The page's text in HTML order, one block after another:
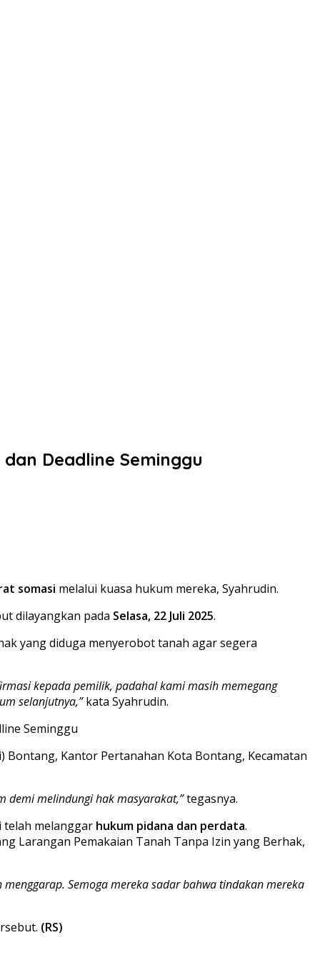
Deadline Seminggu
somasi melalui kuasa hukum mereka, Syahrudin.
dilayangkan pada Selasa, 22 Juli 2025.
yang diduga menyerobot tanah agar segera
kepada pemilik, padahal kami masih memegang
selanjutnya,”kata Syahrudin.
Kantor Pertanahan Kota Bontang, Kecamatan
demi melindungi hak masyarakat,”tegasnya.
telah melanggar hukum pidana dan perdata.
Larangan Pemakaian Tanah Tanpa Izin yang Berhak,
Semoga mereka sadar bahwa tindakan mereka
(RS)